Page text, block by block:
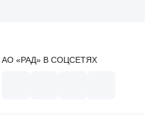
АО «РАД» В СОЦСЕТЯХ